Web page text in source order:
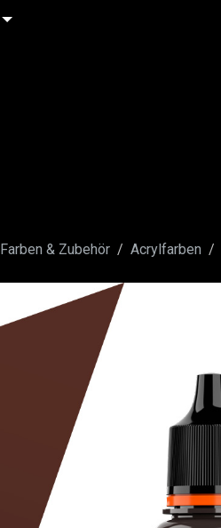
Farben & Zubehör Acrylfarben